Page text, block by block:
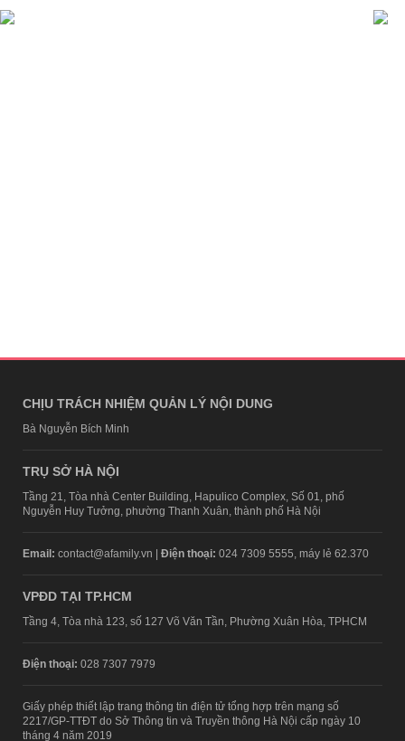
CHỊU TRÁCH NHIỆM QUẢN LÝ NỘI DUNG
Bà Nguyễn Bích Minh
TRỤ SỞ HÀ NỘI
Tầng 21, Tòa nhà Center Building, Hapulico Complex, Số 01, phố
Nguyễn Huy Tưởng, phường Thanh Xuân, thành phố Hà Nội
Email: contact@afamily.vn | Điện thoại: 024 7309 5555, máy lẻ 62.370
VPĐD TẠI TP.HCM
Tầng 4, Tòa nhà 123, số 127 Võ Văn Tần, Phường Xuân Hòa, TPHCM
Điện thoại: 028 7307 7979
Giấy phép thiết lập trang thông tin điện tử tổng hợp trên mạng số
2217/GP-TTĐT do Sở Thông tin và Truyền thông Hà Nội cấp ngày 10
tháng 4 năm 2019